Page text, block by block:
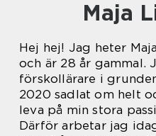
Maja
Hej hej! Jag heter
och är 28 år gammal.
förskollärare i
2020 sadlat om helt
leva på min stora
Därför arbetar jag